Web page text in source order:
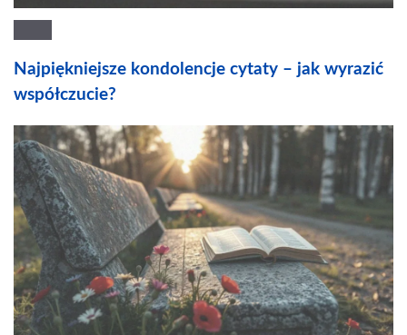
Najpiękniejsze kondolencje cytaty – jak wyrazić
współczucie?